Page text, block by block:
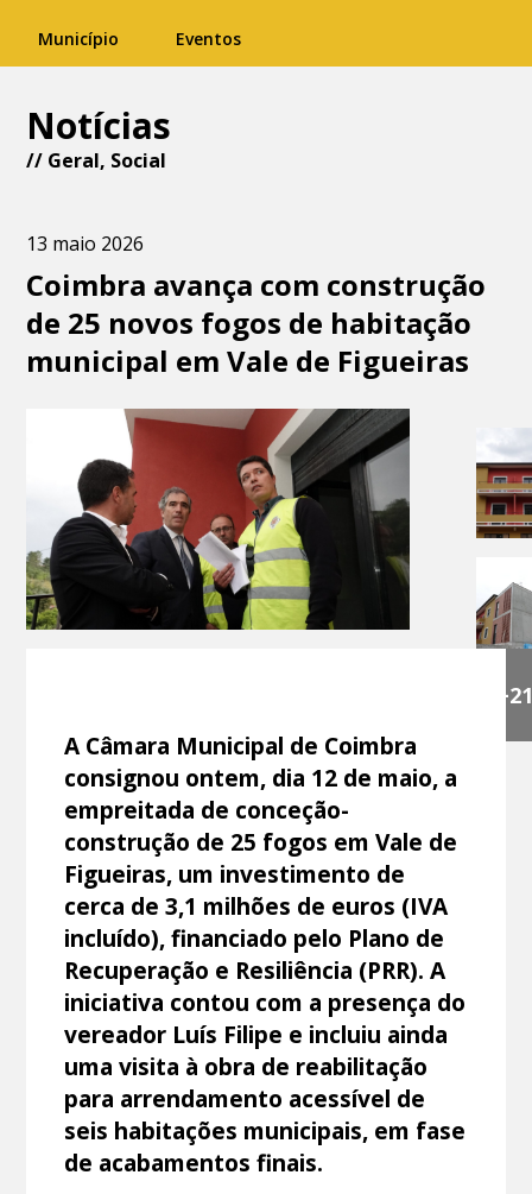
Município Eventos
Notícias
// Geral, Social
13 maio 2026
Coimbra avança com construção
de 25 novos fogos de habitação
municipal em Vale de Figueiras
+21
A Câmara Municipal de Coimbra
consignou ontem, dia 12 de maio, a
empreitada de conceção-
construção de 25 fogos em Vale de
Figueiras, um investimento de
cerca de 3,1 milhões de euros (IVA
incluído), financiado pelo Plano de
Recuperação e Resiliência (PRR). A
iniciativa contou com a presença do
vereador Luís Filipe e incluiu ainda
uma visita à obra de reabilitação
para arrendamento acessível de
seis habitações municipais, em fase
de acabamentos finais.